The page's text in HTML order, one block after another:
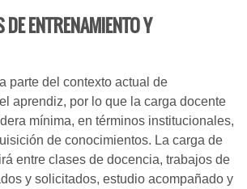
ENTRENAMIENTO Y
parte del contexto actual de
aprendiz, por lo que la carga docente
mínima, en términos institucionales,
de conocimientos. La carga de
entre clases de docencia, trabajos de
y solicitados, estudio acompañado y